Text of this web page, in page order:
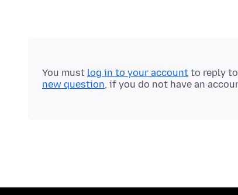
You must log in to your account to reply
new question, if you do not have an